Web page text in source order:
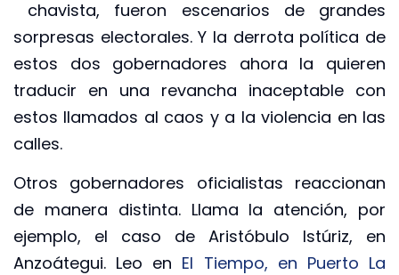
chavista, fueron escenarios de grandes
sorpresas electorales. Y la derrota política de
estos dos gobernadores ahora la quieren
traducir en una revancha inaceptable con
estos llamados al caos y a la violencia en las
calles.
Otros gobernadores oficialistas reaccionan
de manera distinta. Llama la atención, por
ejemplo, el caso de Aristóbulo Istúriz, en
Anzoátegui. Leo en El Tiempo, en Puerto La